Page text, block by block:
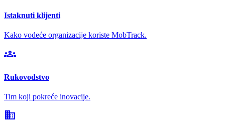
Istaknuti klijenti
Kako vodeće organizacije koriste MobTrack.
groups
Rukovodstvo
Tim koji pokreće inovacije.
domain